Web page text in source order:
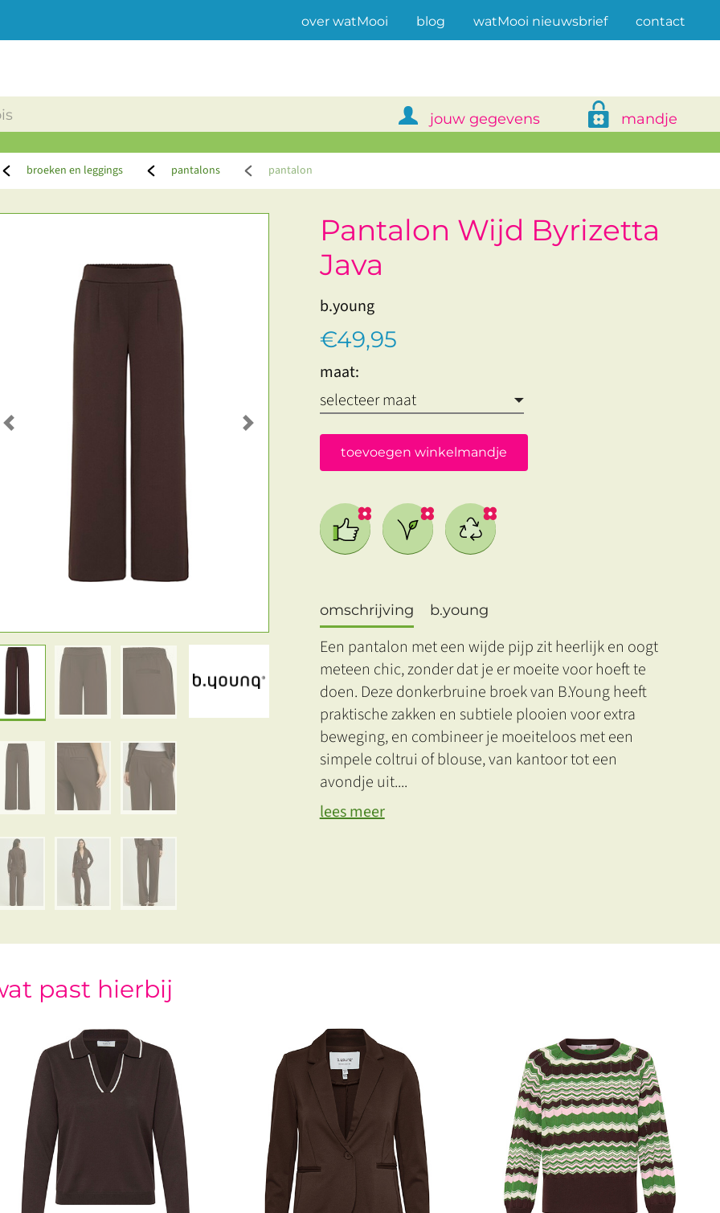
over watMooi(current)
blog watMooi nieuwsbrief contact
jouw gegevens mandje
broeken en leggings pantalons pantalon
Previous Next
Pantalon Wijd Byrizetta
Java
b.young
€49,95
maat:
toevoegen winkelmandje
omschrijving b.young
Een pantalon met een wijde pijp zit heerlijk en oogt
meteen chic, zonder dat je er moeite voor hoeft te
doen. Deze donkerbruine broek van B.Young heeft
praktische zakken en subtiele plooien voor extra
beweging, en combineer je moeiteloos met een
simpele coltrui of blouse, van kantoor tot een
avondje uit....
lees meer
past hierbij